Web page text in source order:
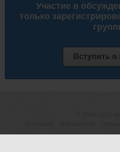
Участие в
только
Вступить в